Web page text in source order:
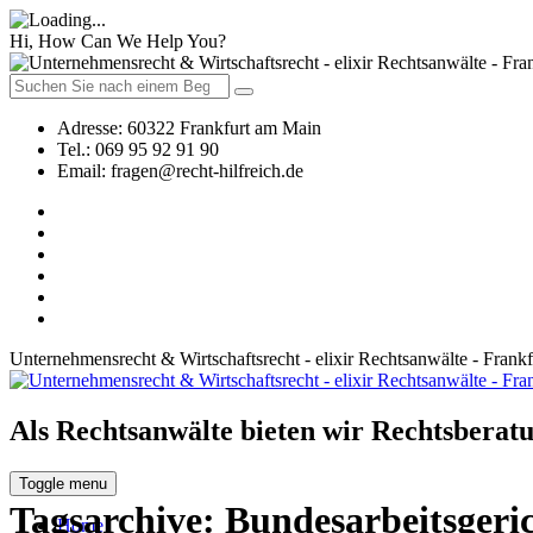
Hi, How Can We Help You?
Adresse: 60322 Frankfurt am Main
Tel.: 069 95 92 91 90
Email: fragen@recht-hilfreich.de
Unternehmensrecht & Wirtschaftsrecht - elixir Rechtsanwälte -
Als Rechtsanwälte bieten wir
Toggle menu
Home
Tagsarchive: